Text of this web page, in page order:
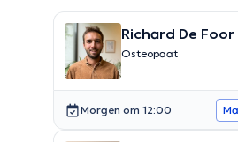
Richard De Foor
Osteopaat
Morgen om 12:00